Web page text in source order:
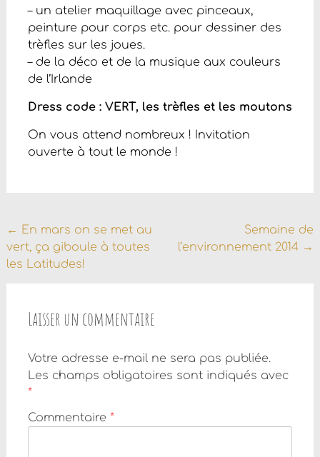
– un atelier maquillage avec pinceaux,
peinture pour corps etc. pour dessiner des
trèfles sur les joues.
– de la déco et de la musique aux couleurs
de l’Irlande
Dress code : VERT, les trèfles et les moutons
On vous attend nombreux ! Invitation
ouverte à tout le monde !
Navigation
de
← En mars on se met au
vert, ça giboule à toutes
les Latitudes!
Semaine de
l’environnement 2014 →
Laisser un commentaire
Votre adresse e-mail ne sera pas publiée.
Les champs obligatoires sont indiqués avec
*
Commentaire *